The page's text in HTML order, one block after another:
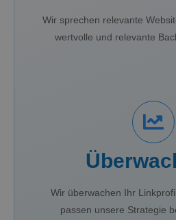
Wir sprechen relevante
wertvolle und relevante
Wir überwachen Ihr
passen unsere Strategie